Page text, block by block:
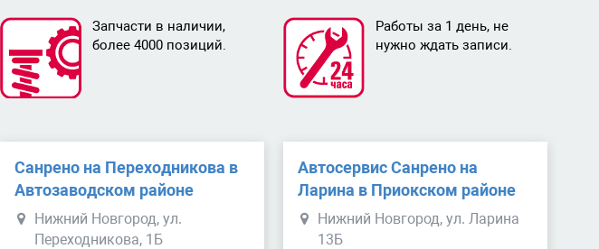
Запчасти в наличии,
более 4000 позиций.
Работы за 1 день, не
нужно ждать записи.
Санрено на Переходникова в
Автозаводском районе
Нижний Новгород, ул.
Переходникова, 1Б
Автосервис Санрено на
Ларина в Приокском районе
Нижний Новгород, ул. Ларина
13Б